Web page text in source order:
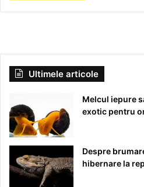
Ultimele articole
Melcul iepure
exotic pentru
Despre
hibernare la